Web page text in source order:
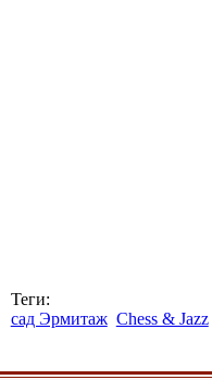
Теги:
сад Эрмитаж Chess & Jazz